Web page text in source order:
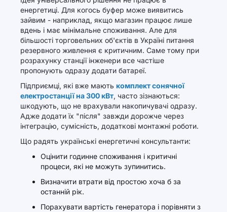
енергетиці. Для когось буфер може виявитись
зайвим - наприклад, якщо магазин працює лише
вдень і має мінімальне споживання. Але для
більшості торговельних об'єктів в Україні питання
резервного живлення є критичним. Саме тому при
розрахунку станції інженери все частіше
пропонують одразу додати батареї.
Підприємці, які вже мають комплект сонячної
електростанції на 300 кВт, часто зізнаються:
шкодують, що не врахували накопичувачі одразу.
Адже додати їх "після" завжди дорожче через
інтеграцію, сумісність, додаткові монтажні роботи.
Що радять українські енергетичні консультанти:
Оцінити годинне споживання і критичні
процеси, які не можуть зупинитись.
Визначити втрати від простою хоча б за
останній рік.
Порахувати вартість генератора і порівняти з